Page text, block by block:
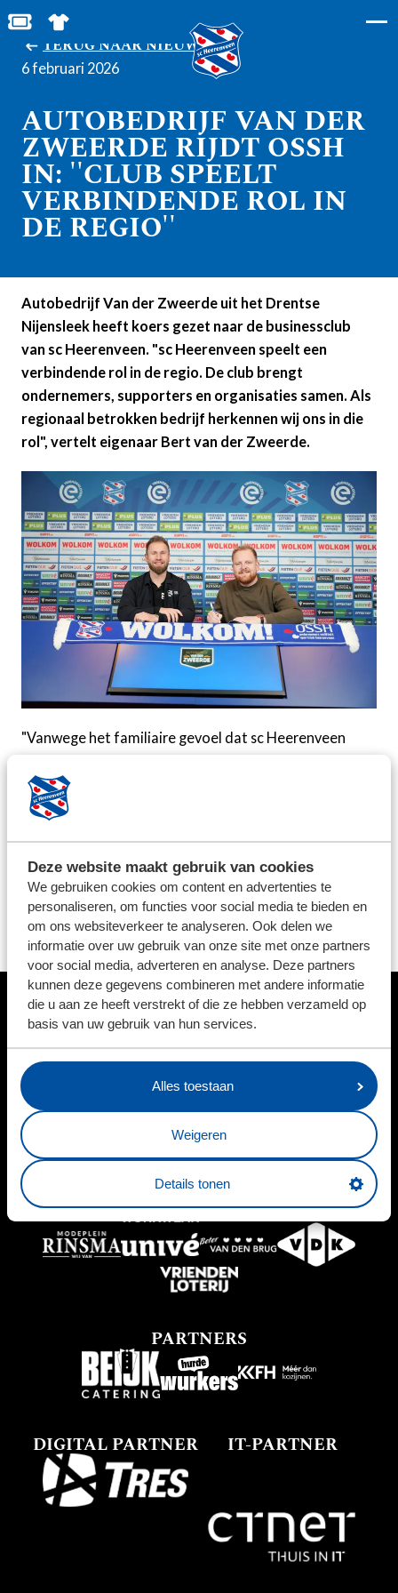
Deze website maakt gebruik van cookies
We gebruiken cookies om content en advertenties te
personaliseren, om functies voor social media te bieden en
om ons websiteverkeer te analyseren. Ook delen we
informatie over uw gebruik van onze site met onze partners
voor social media, adverteren en analyse. Deze partners
kunnen deze gegevens combineren met andere informatie
die u aan ze heeft verstrekt of die ze hebben verzameld op
basis van uw gebruik van hun services.
Alles toestaan
Weigeren
Details tonen
MIJN TOEGANGS- EN PARKEERKAARTEN
SHOP IN DE FEANSTORE
TERUG NAAR NIEUWS
6 februari 2026
AUTOBEDRIJF VAN DER
ZWEERDE RIJDT OSSH
IN: ''CLUB SPEELT
VERBINDENDE ROL IN
DE REGIO''
Autobedrijf Van der Zweerde uit het Drentse
Nijensleek heeft koers gezet naar de businessclub
van sc Heerenveen. "sc Heerenveen speelt een
verbindende rol in de regio. De club brengt
ondernemers, supporters en organisaties samen. Als
regionaal betrokken bedrijf herkennen wij ons in die
rol", vertelt eigenaar Bert van der Zweerde.
"Vanwege het familiaire gevoel dat sc Heerenveen
verbonden met de waarden en uitstraling van de club",
vervolgt de eigenaar van het familiebedrijf, dat
het versterken van ons netwerk en het opbouwen van
duurzame relaties met andere sponsoren. Door elkaar
te ontmoeten en kennis te delen, kunnen we
gezamenlijk verder groeien."
HOOFDSPONSOR
BUSINESSPARTNERS
PARTNERS
DIGITAL PARTNER IT-PARTNER